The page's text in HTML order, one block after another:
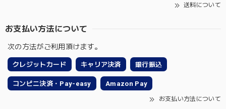
送料について
お支払い方法について
次の方法がご利用頂けます。
クレジットカード キャリア決済 銀行振込
コンビニ決済・Pay-easy Amazon Pay
お支払い方法について